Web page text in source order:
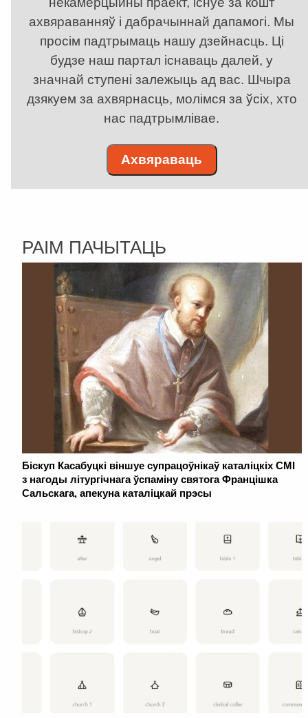
ахвяраванняў і дабрачыннай дапамогі. Мы
просім падтрымаць нашу дзейнасць. Ці
будзе наш партал існаваць далей, у
значнай ступені залежыць ад вас. Шчыра
дзякуем за ахвярнасць, молімся за ўсіх, хто
нас падтрымлівае.
Ахвяраваць
РАІМ ПАЧЫТАЦЬ
Біскуп Касабуцкі віншуе супрацоўнікаў каталіцкіх СМІ
з нагоды літургічнага ўспаміну святога Францішка
Сальскага, апекуна каталіцкай прэсы